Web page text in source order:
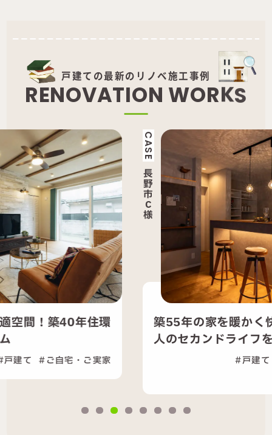
戸建ての最新のリノベ施工事例
RENOVATION WORKS
CASE
長
野
市
C
様
築55年の家を暖かく快適に！夫婦二
人のセカンドライフを支える...
長
野
市
M
様